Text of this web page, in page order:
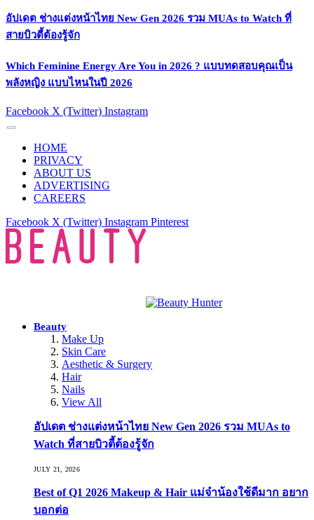
อัปเดต ช่างแต่งหน้าไทย New Gen 2026 รวม MUAs to Watch ที่
สายบิวตี้ต้องรู้จัก
Which Feminine Energy Are You in 2026 ? แบบทดสอบคุณเป็น
พลังหญิง แบบไหนในปี 2026
Facebook X (Twitter) Instagram
HOME
PRIVACY
ABOUT US
ADVERTISING
CAREERS
Facebook X (Twitter) Instagram Pinterest
Beauty
Make Up
Skin Care
Aesthetic & Surgery
Hair
Nails
View All
อัปเดต ช่างแต่งหน้าไทย New Gen 2026 รวม MUAs to
Watch ที่สายบิวตี้ต้องรู้จัก
JULY 21, 2026
Best of Q1 2026 Makeup & Hair แม่จ๋าน้องใช้ดีมาก อยาก
บอกต่อ